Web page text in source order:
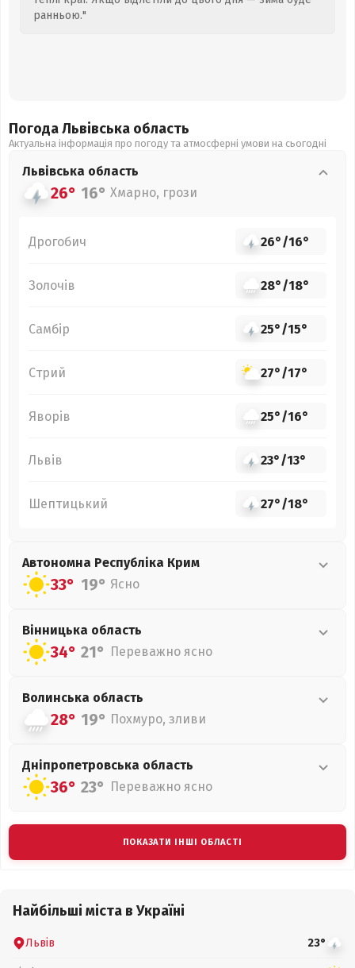
ранньою."
Погода Львівська область
Актуальна інформація про погоду та атмосферні умови на сьогодні
Львівська область
26° 16° Хмарно, грози
Дрогобич 26°/16°
Золочів 28°/18°
Самбір 25°/15°
Стрий 27°/17°
Яворів 25°/16°
Львів 23°/13°
Шептицький 27°/18°
Автономна Республіка Крим
33° 19° Ясно
Вінницька область
34° 21° Переважно ясно
Волинська область
28° 19° Похмуро, зливи
Дніпропетровська область
36° 23° Переважно ясно
ПОКАЗАТИ ІНШІ ОБЛАСТІ
Найбільші міста в Україні
Львів 23°